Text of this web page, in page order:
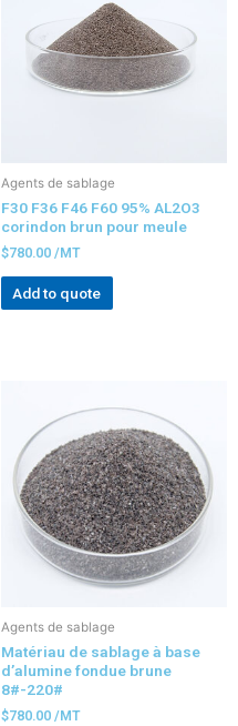
Agents de sablage
F30 F36 F46 F60 95% AL2O3
corindon brun pour meule
$780.00 /MT
Add to quote
Agents de sablage
Matériau de sablage à base
d’alumine fondue brune
8#-220#
$780.00 /MT